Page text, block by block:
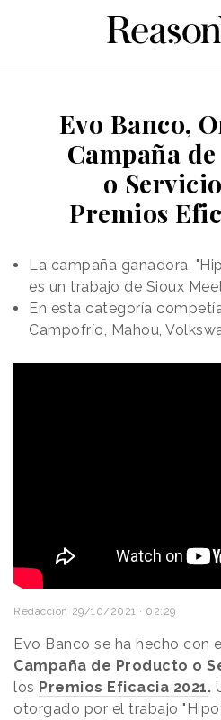
Evo Banco,
Campaña
o
Premios
La campaña ganadora,
es un trabajo de Sioux
En esta categoría
Campofrío, Mahou,
Redacción 29/10/2021 · 02:29
Evo Banco se ha hecho con
Campaña de Producto o
los Premios Eficacia 2021.
otorgado por el trabajo